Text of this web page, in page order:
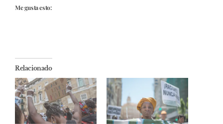
Me gusta esto:
Relacionado